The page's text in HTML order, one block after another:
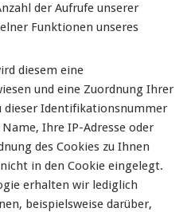
der Aufrufe unserer
Funktionen unseres
diesem eine
und eine Zuordnung Ihrer
dieser Identifikationsnummer
Ihre IP-Adresse oder
des Cookies zu Ihnen
in den Cookie eingelegt.
erhalten wir lediglich
beispielsweise darüber,